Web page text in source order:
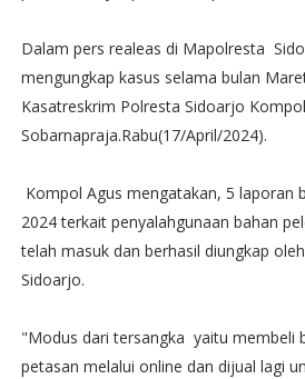
Dalam pers realeas di Mapolresta
mengungkap kasus selama bulan
Kasatreskrim Polresta Sidoarjo
Sobarnapraja.Rabu(17/April/2024).
Kompol Agus mengatakan, 5 laporan
2024 terkait penyalahgunaan bahan
telah masuk dan berhasil diungkap
Sidoarjo.
"Modus dari tersangka yaitu membeli
petasan melalui online dan dijual lagi